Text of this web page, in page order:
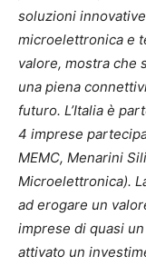
soluzioni
microelettronica e
valore, mostra che
una piena
futuro. L’Italia è
4 imprese
MEMC, Menarini
Microelettronica).
ad erogare un
imprese di quasi
attivato un